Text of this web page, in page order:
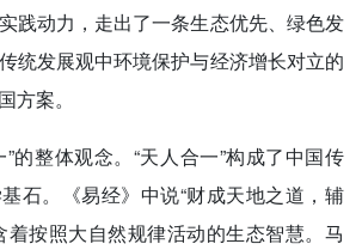
践动力，走出了一条生态优先、绿色发
统发展观中环境保护与经济增长对立的
方案。
”的整体观念。“天人合一”构成了中国传
石。《易经》中说“财成天地之道，辅
着按照大自然规律活动的生态智慧。马